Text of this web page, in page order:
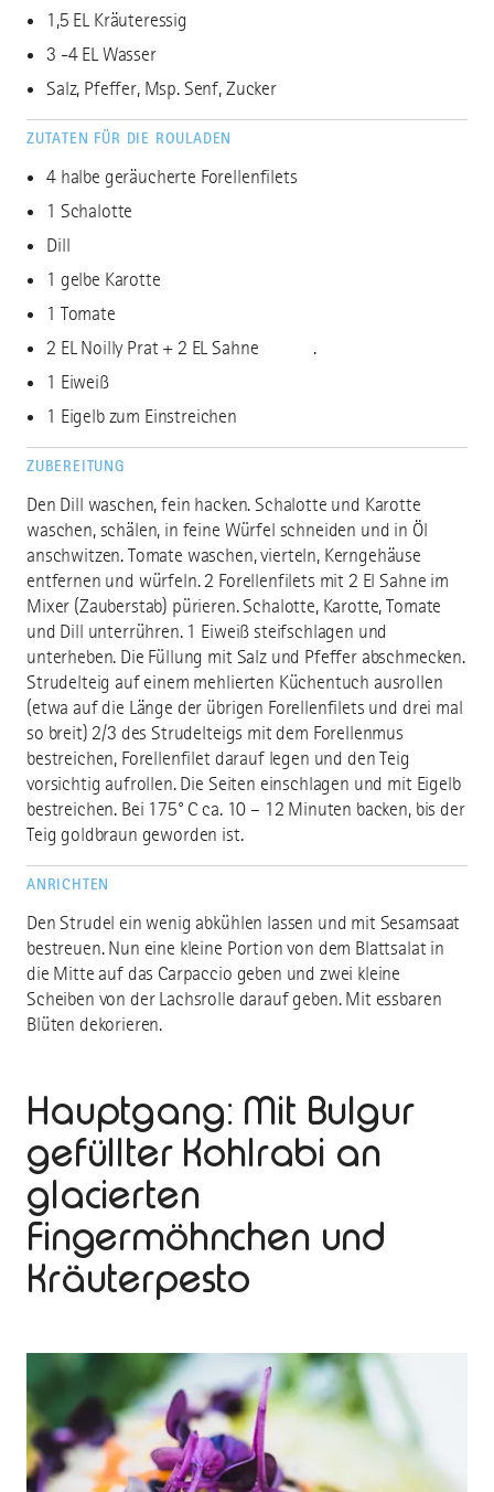
1,5 EL Kräuteressig
3 -4 EL Wasser
Salz, Pfeffer, Msp. Senf, Zucker
ZUTATEN FÜR DIE ROULADEN
4 halbe geräucherte Forellenfilets
1 Schalotte
Dill
1 gelbe Karotte
1 Tomate
2 EL Noilly Prat + 2 EL Sahne .
1 Eiweiß
1 Eigelb zum Einstreichen
ZUBEREITUNG
Den Dill waschen, fein hacken. Schalotte und Karotte
waschen, schälen, in feine Würfel schneiden und in Öl
anschwitzen. Tomate waschen, vierteln, Kerngehäuse
entfernen und würfeln. 2 Forellenfilets mit 2 El Sahne im
Mixer (Zauberstab) pürieren. Schalotte, Karotte, Tomate
und Dill unterrühren. 1 Eiweiß steifschlagen und
unterheben. Die Füllung mit Salz und Pfeffer abschmecken.
Strudelteig auf einem mehlierten Küchentuch ausrollen
(etwa auf die Länge der übrigen Forellenfilets und drei mal
so breit) 2/3 des Strudelteigs mit dem Forellenmus
bestreichen, Forellenfilet darauf legen und den Teig
vorsichtig aufrollen. Die Seiten einschlagen und mit Eigelb
bestreichen. Bei 175° C ca. 10 – 12 Minuten backen, bis der
Teig goldbraun geworden ist.
ANRICHTEN
Den Strudel ein wenig abkühlen lassen und mit Sesamsaat
bestreuen. Nun eine kleine Portion von dem Blattsalat in
die Mitte auf das Carpaccio geben und zwei kleine
Scheiben von der Lachsrolle darauf geben. Mit essbaren
Blüten dekorieren.
Hauptgang: Mit Bulgur
gefüllter Kohlrabi an
glacierten
Fingermöhnchen und
Kräuterpesto